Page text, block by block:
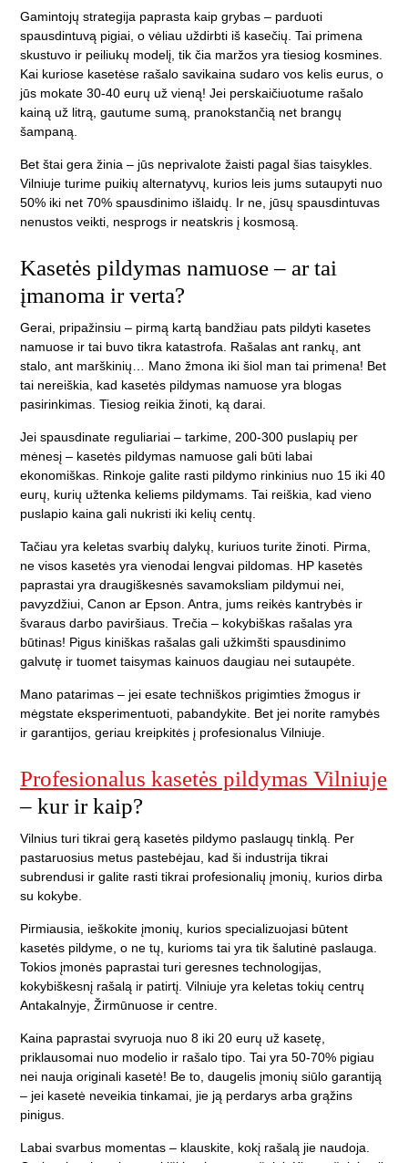
Gamintojų strategija paprasta kaip grybas – parduoti
spausdintuvą pigiai, o vėliau uždirbti iš kasečių. Tai primena
skustuvo ir peiliukų modelį, tik čia maržos yra tiesiog kosmines.
Kai kuriose kasetėse rašalo savikaina sudaro vos kelis eurus, o
jūs mokate 30-40 eurų už vieną! Jei perskaičiuotume rašalo
kainą už litrą, gautume sumą, pranokstančią net brangų
šampaną.
Bet štai gera žinia – jūs neprivalote žaisti pagal šias taisykles.
Vilniuje turime puikių alternatyvų, kurios leis jums sutaupyti nuo
50% iki net 70% spausdinimo išlaidų. Ir ne, jūsų spausdintuvas
nenustos veikti, nesprogs ir neatskris į kosmosą.
Kasetės pildymas namuose – ar tai
įmanoma ir verta?
Gerai, pripažinsiu – pirmą kartą bandžiau pats pildyti kasetes
namuose ir tai buvo tikra katastrofa. Rašalas ant rankų, ant
stalo, ant marškinių… Mano žmona iki šiol man tai primena! Bet
tai nereiškia, kad kasetės pildymas namuose yra blogas
pasirinkimas. Tiesiog reikia žinoti, ką darai.
Jei spausdinate reguliariai – tarkime, 200-300 puslapių per
mėnesį – kasetės pildymas namuose gali būti labai
ekonomiškas. Rinkoje galite rasti pildymo rinkinius nuo 15 iki 40
eurų, kurių užtenka keliems pildymams. Tai reiškia, kad vieno
puslapio kaina gali nukristi iki kelių centų.
Tačiau yra keletas svarbių dalykų, kuriuos turite žinoti. Pirma,
ne visos kasetės yra vienodai lengvai pildomas. HP kasetės
paprastai yra draugiškesnės savamoksliam pildymui nei,
pavyzdžiui, Canon ar Epson. Antra, jums reikės kantrybės ir
švaraus darbo paviršiaus. Trečia – kokybiškas rašalas yra
būtinas! Pigus kiniškas rašalas gali užkimšti spausdinimo
galvutę ir tuomet taisymas kainuos daugiau nei sutaupėte.
Mano patarimas – jei esate techniškos prigimties žmogus ir
mėgstate eksperimentuoti, pabandykite. Bet jei norite ramybės
ir garantijos, geriau kreipkitės į profesionalus Vilniuje.
Profesionalus kasetės pildymas Vilniuje
– kur ir kaip?
Vilnius turi tikrai gerą kasetės pildymo paslaugų tinklą. Per
pastaruosius metus pastebėjau, kad ši industrija tikrai
subrendusi ir galite rasti tikrai profesionalių įmonių, kurios dirba
su kokybe.
Pirmiausia, ieškokite įmonių, kurios specializuojasi būtent
kasetės pildyme, o ne tų, kurioms tai yra tik šalutinė paslauga.
Tokios įmonės paprastai turi geresnes technologijas,
kokybiškesnį rašalą ir patirtį. Vilniuje yra keletas tokių centrų
Antakalnyje, Žirmūnuose ir centre.
Kaina paprastai svyruoja nuo 8 iki 20 eurų už kasetę,
priklausomai nuo modelio ir rašalo tipo. Tai yra 50-70% pigiau
nei nauja originali kasetė! Be to, daugelis įmonių siūlo garantiją
– jei kasetė neveikia tinkamai, jie ją perdarys arba grąžins
pinigus.
Labai svarbus momentas – klauskite, kokį rašalą jie naudoja.